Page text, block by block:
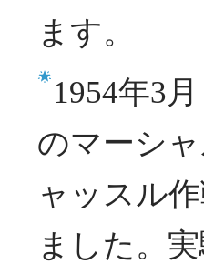
ます。
1954年3
のマーシ
ャッスル
ました。